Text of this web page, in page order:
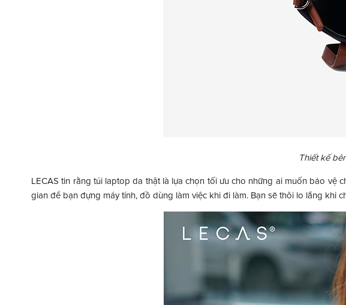
Thiết kế
LECAS tin rằng túi laptop da thật là lựa chọn tối ưu cho những ai muốn bảo vệ
gian để bạn đựng máy tính, đồ dùng làm việc khi đi làm. Bạn sẽ thôi lo lắng khi